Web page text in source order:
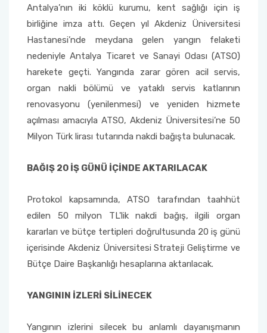
Antalya’nın iki köklü kurumu, kent sağlığı için iş
birliğine imza attı. Geçen yıl Akdeniz Üniversitesi
Hastanesi’nde meydana gelen yangın felaketi
nedeniyle Antalya Ticaret ve Sanayi Odası (ATSO)
harekete geçti. Yangında zarar gören acil servis,
organ nakli bölümü ve yataklı servis katlarının
renovasyonu (yenilenmesi) ve yeniden hizmete
açılması amacıyla ATSO, Akdeniz Üniversitesi’ne 50
Milyon Türk lirası tutarında nakdi bağışta bulunacak.
BAĞIŞ 20 İŞ GÜNÜ İÇİNDE AKTARILACAK
Protokol kapsamında, ATSO tarafından taahhüt
edilen 50 milyon TL'lik nakdi bağış, ilgili organ
kararları ve bütçe tertipleri doğrultusunda 20 iş günü
içerisinde Akdeniz Üniversitesi Strateji Geliştirme ve
Bütçe Daire Başkanlığı hesaplarına aktarılacak.
YANGININ İZLERİ SİLİNECEK
Yangının izlerini silecek bu anlamlı dayanışmanın